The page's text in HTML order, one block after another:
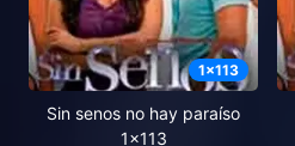
1x113
Sin senos no hay paraíso
1x113